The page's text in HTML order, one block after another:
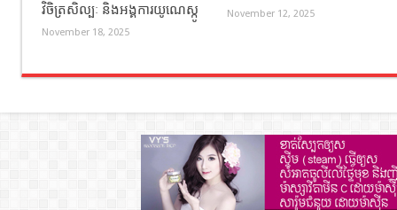
វិចិត្រសិល្បៈ និងអង្គការយូណេស្កូ
November 18, 2025
November 12, 2025